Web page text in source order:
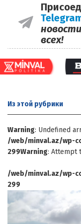
всех!
Из этой рубрики
Warning: Undefined
/web/minval.az/wp-
299Warning: Attempt
/web/minval.az/wp-
299